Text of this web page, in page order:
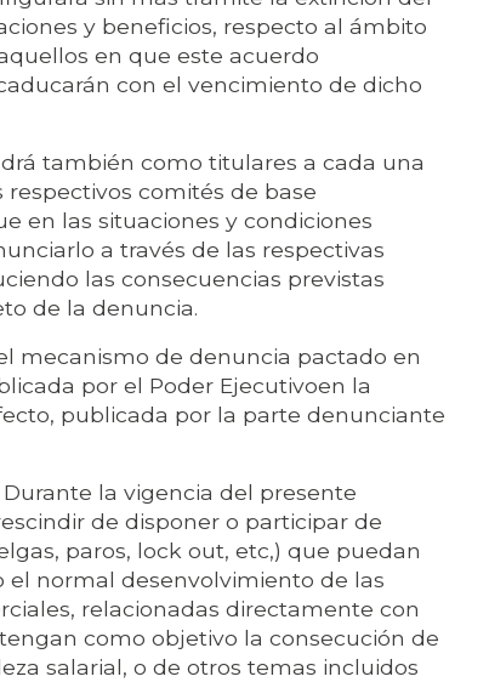
y beneficios, respecto al ámbito
en que este acuerdo
con el vencimiento de dicho
también como titulares a cada una
comités de base
en las situaciones y condiciones
a través de las respectivas
las consecuencias previstas
de la denuncia.
mecanismo de denuncia pactado en
por el Poder Ejecutivoen la
publicada por la parte denunciante
Durante la vigencia del presente
de disponer o participar de
paros, lock out, etc,) que puedan
normal desenvolvimiento de las
relacionadas directamente con
como objetivo la consecución de
salarial, o de otros temas incluidos